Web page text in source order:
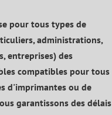
pour tous types de
administrations,
entreprises) des
compatibles pour tous
d'imprimantes ou de
garantissons des délais